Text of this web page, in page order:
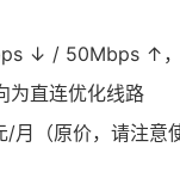
↓ / 50Mbps ↑
为直连优化线路
月（原价，请注意